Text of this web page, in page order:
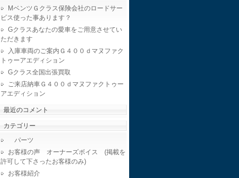
MベンツＧクラス保険会社のロードサー
ビス使った事あります？
Gクラスあなたの愛車をご用意させてい
ただきます
入庫車両のご案内Ｇ４００ｄマヌファク
トゥーアエディション
Gクラス全国出張買取
ご来店納車Ｇ４００ｄマヌファクトゥー
アエディション
最近のコメント
カテゴリー
パーツ
お客様の声 オーナーズボイス (掲載を
許可して下さったお客様のみ)
お客様紹介